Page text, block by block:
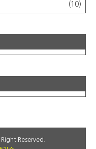
(10)
Right Reserved.